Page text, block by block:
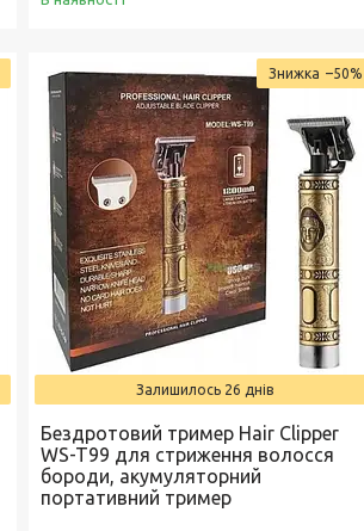
–50%
Залишилось 26 днів
Бездротовий тример Hair Clipper
WS-T99 для стриження волосся
бороди, акумуляторний
портативний тример